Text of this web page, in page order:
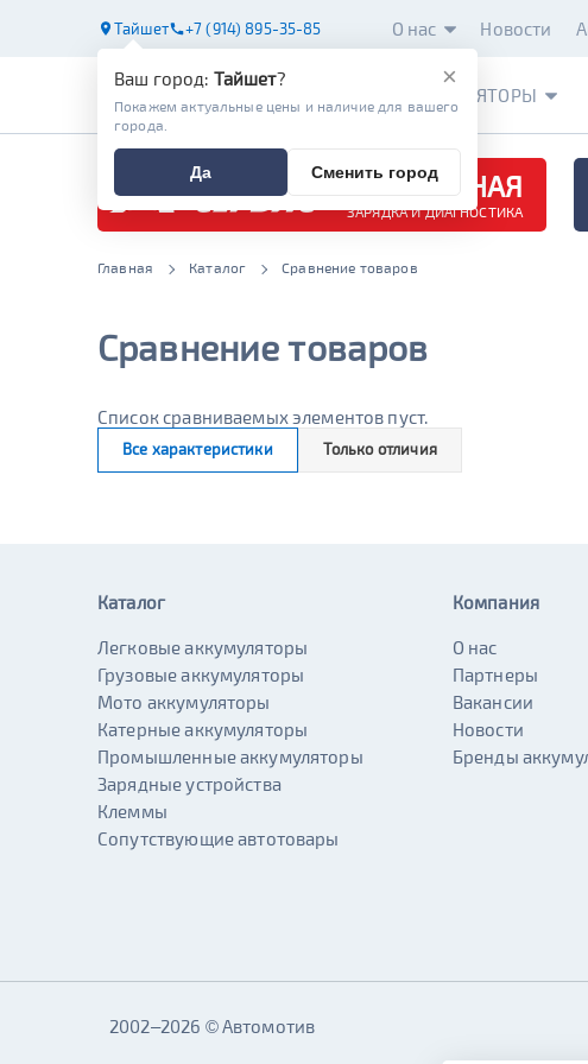
Тайшет +7 (914) 895-35-85 О нас Новости
АККУМУЛЯТОРЫ
БЕСПЛАТНАЯ
ЗАРЯДКА И ДИАГНОСТИКА
Главная Каталог Сравнение товаров
Сравнение товаров
Список сравниваемых элементов пуст.
Все характеристики Только отличия
×
Ваш город: Тайшет?
Покажем актуальные цены и наличие для вашего
города.
Да Сменить город
Каталог
Легковые аккумуляторы
Грузовые аккумуляторы
Мото аккумуляторы
Катерные аккумуляторы
Промышленные аккумуляторы
Зарядные устройства
Клеммы
Сопутствующие автотовары
Компания
О нас
Партнеры
Вакансии
Новости
Бренды
2002–2026 © Автомотив